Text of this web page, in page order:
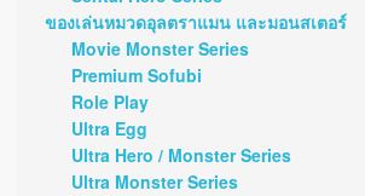
ของเล่นหมวดอุลตราแมน และมอนสเตอร์
Movie Monster Series
Premium Sofubi
Role Play
Ultra Egg
Ultra Hero / Monster Series
Ultra Monster Series